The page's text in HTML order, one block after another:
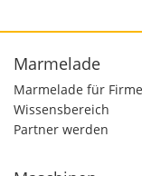
Marmelade
Marmelade für
Wissensbereich
Partner werden